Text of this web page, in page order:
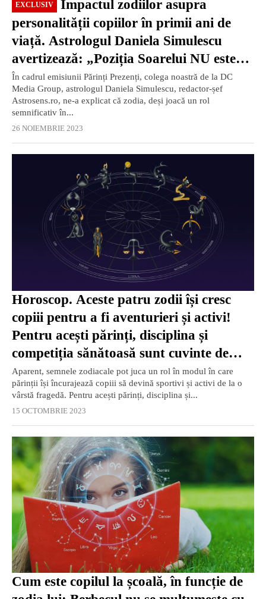
EXCLUSIV
personalității copiilor în primii ani de
viață. Astrologul Daniela Simulescu
avertizează: „Poziția Soarelui NU este
totul!” / VIDEO
În cadrul emisiunii Părinți Prezenți, colega noastră de la DC
Media Group, astrologul Daniela Simulescu, redactor-șef
Astrosens.ro, ne-a explicat că zodia, deși joacă un rol
semnificativ în...
26 NOIEMBRIE 2023
Horoscop. Aceste patru zodii își cresc
copiii pentru a fi aventurieri și activi!
Pentru acești părinți, disciplina și
competiția sănătoasă sunt cuvinte de
ordine
Aparent, semnele zodiacale pot juca un rol în modul în care
părinții își încurajează copiii să devină sportivi și activi de la o
vârstă fragedă. Pentru acești părinți, disciplina și...
15 OCTOMBRIE 2023
Cum este copilul la școală, în funcție de